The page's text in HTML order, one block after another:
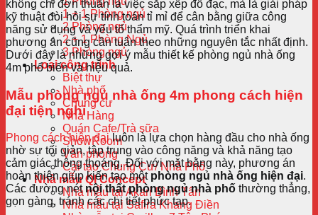
1 + 1 Phòng ngủ
2 Phòng ngủ
2 + 1 Phòng Ngủ
3 Phòng ngủ
Loại công trình
Biệt thự
Nhà phố
Chung cư
Nhà Hàng
Quán Cafe/Trà sữa
ShowRoom
Văn phòng
Cải tạo Chung Cư/ Nhà Phố
Nhà mẫu QI Concept
Nhà mẫu tại Akari Bình Tân
Nhà mẫu tại Safira Khang Điền
không chỉ đơn thuần là việc sắp xếp đồ đạc, mà là giải pháp
kỹ thuật đòi hỏi sự tính toán tỉ mỉ để cân bằng giữa công
năng sử dụng và yếu tố thẩm mỹ. Quá trình triển khai
phương án cũng cần tuân theo những nguyên tắc nhất định.
Dưới đây là những gợi ý mẫu thiết kế phòng ngủ nhà ống
4m phổ biến và hiệu quả.
Mẫu phòng ngủ nhà ống 4m phong cách hiện
đại tiện nghi
Phong cách hiện đạiluôn là lựa chọn hàng đầu cho nhà ống
nhờ sự tối giản, tập trung vào công năng và khả năng tạo
cảm giác thông thoáng. Đối với mặt bằng này, phương án
hoàn thiện giúp kiến tạo một phòng ngủ nhà ống hiện đại.
Các đường nét nội thất phòng ngủ nhà phố thường thẳng,
gọn gàng, tránh các chi tiết phức tạp.